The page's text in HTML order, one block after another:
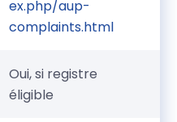
ex.php/aup-
complaints.html
Oui, si registre
éligible